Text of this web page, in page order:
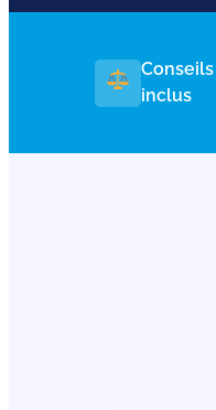
inclus